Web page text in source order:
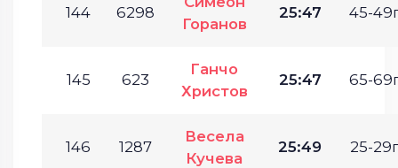
144 6298
Горанов
25:47 45-
145 623
Ганчо
Христов
25:47 65-
146 1287
Весела
Кучева
25:49 25-